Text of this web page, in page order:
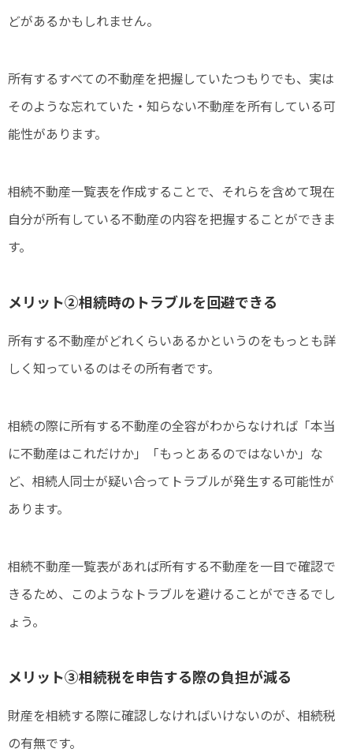
どがあるかもしれません。
所有するすべての不動産を把握していたつもりでも、実は
そのような忘れていた・知らない不動産を所有している可
能性があります。
相続不動産一覧表を作成することで、それらを含めて現在
自分が所有している不動産の内容を把握することができま
す。
メリット②相続時のトラブルを回避できる
所有する不動産がどれくらいあるかというのをもっとも詳
しく知っているのはその所有者です。
相続の際に所有する不動産の全容がわからなければ「本当
に不動産はこれだけか」「もっとあるのではないか」な
ど、相続人同士が疑い合ってトラブルが発生する可能性が
あります。
相続不動産一覧表があれば所有する不動産を一目で確認で
きるため、このようなトラブルを避けることができるでし
ょう。
メリット③相続税を申告する際の負担が減る
財産を相続する際に確認しなければいけないのが、相続税
の有無です。